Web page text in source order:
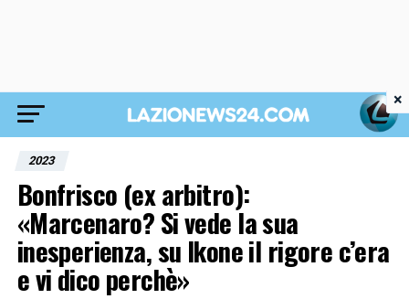
2023
Bonfrisco (ex arbitro):
«Marcenaro? Si vede la sua
inesperienza, su Ikone il rigore c’era
e vi dico perchè»
×